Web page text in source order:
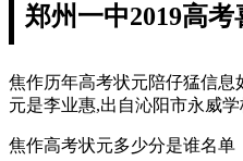
郑州一中2019高考
焦作历年高考状元陪仔猛信息
元是李业惠,出自沁阳市永威学
焦作高考状元多少分是谁名单